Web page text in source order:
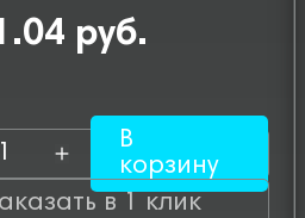
руб.
В
корзину
Заказать в 1 клик